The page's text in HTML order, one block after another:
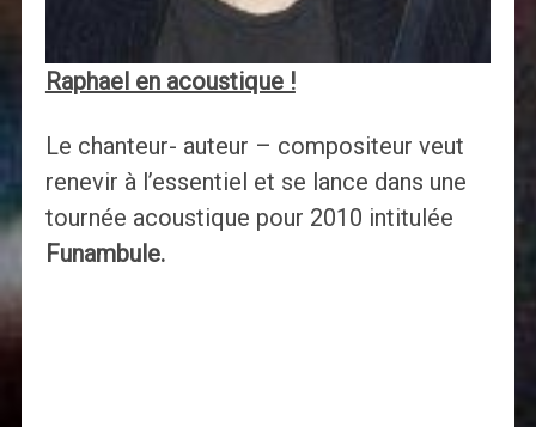
Raphael en acoustique !
Le chanteur- auteur – compositeur veut
renevir à l’essentiel et se lance dans une
tournée acoustique pour 2010 intitulée
Funambule.